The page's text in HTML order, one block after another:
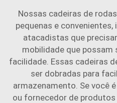
Nossas cadeiras de
pequenas e
atacadistas que
mobilidade que
facilidade. Essas cadeiras
ser dobradas para
armazenamento. Se você
ou fornecedor de